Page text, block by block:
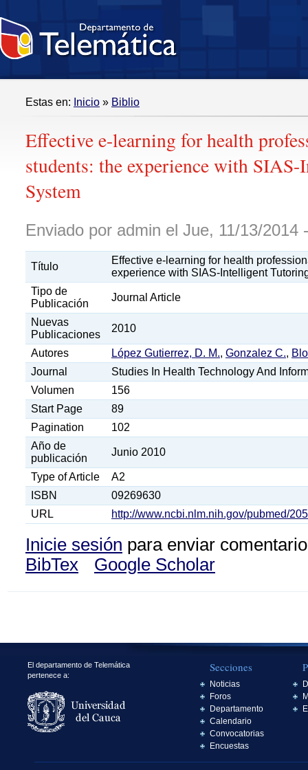
Estas en: Inicio » Biblio
Effective e-learning for health
students: the experience with
System
Enviado por admin el Jue, 11/13/2014
Título
Effective e-learning for health
experience with SIAS-Intelligent
Tipo de
Publicación
Journal Article
Nuevas
Publicaciones
2010
Autores López Gutierrez, D. M., Gonzalez C.,
Journal
Studies In Health Technology And
Volumen
156
Start Page
89
Pagination
102
Año de
publicación
Junio 2010
Type of Article
A2
ISBN
09269630
URL
http://www.ncbi.nlm.nih.gov/pubmed/
Inicie sesión para enviar
BibTex
Google Scholar
El departamento de Telemática
pertenece a:
Secciones
Noticias
Foros
Departamento
Calendario
Convocatorias
Encuestas